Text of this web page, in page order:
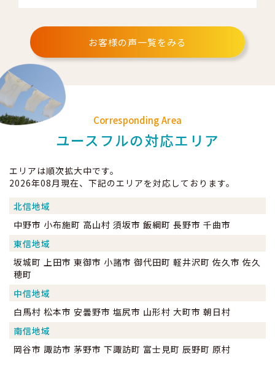
お客様の声一覧をみる
Corresponding Area
ユースフルの対応エリア
エリアは順次拡大中です。
2026年08月現在、下記のエリアを対応しております。
北信地域
中野市 小布施町 高山村 須坂市 飯綱町 長野市 千曲市
東信地域
坂城町 上田市 東御市 小諸市 御代田町 軽井沢町 佐久市 佐久
穂町
中信地域
白馬村 松本市 安曇野市 塩尻市 山形村 大町市 朝日村
南信地域
岡谷市 諏訪市 茅野市 下諏訪町 富士見町 辰野町 原村